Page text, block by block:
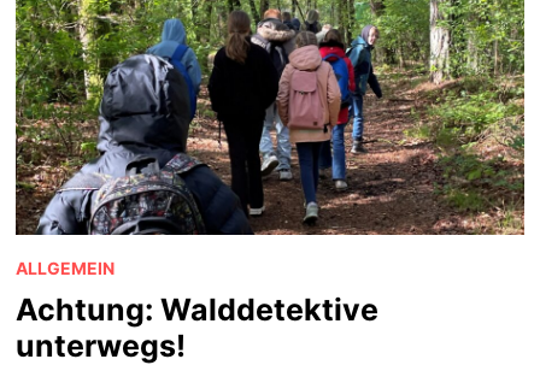
ALLGEMEIN
Achtung: Walddetektive
unterwegs!